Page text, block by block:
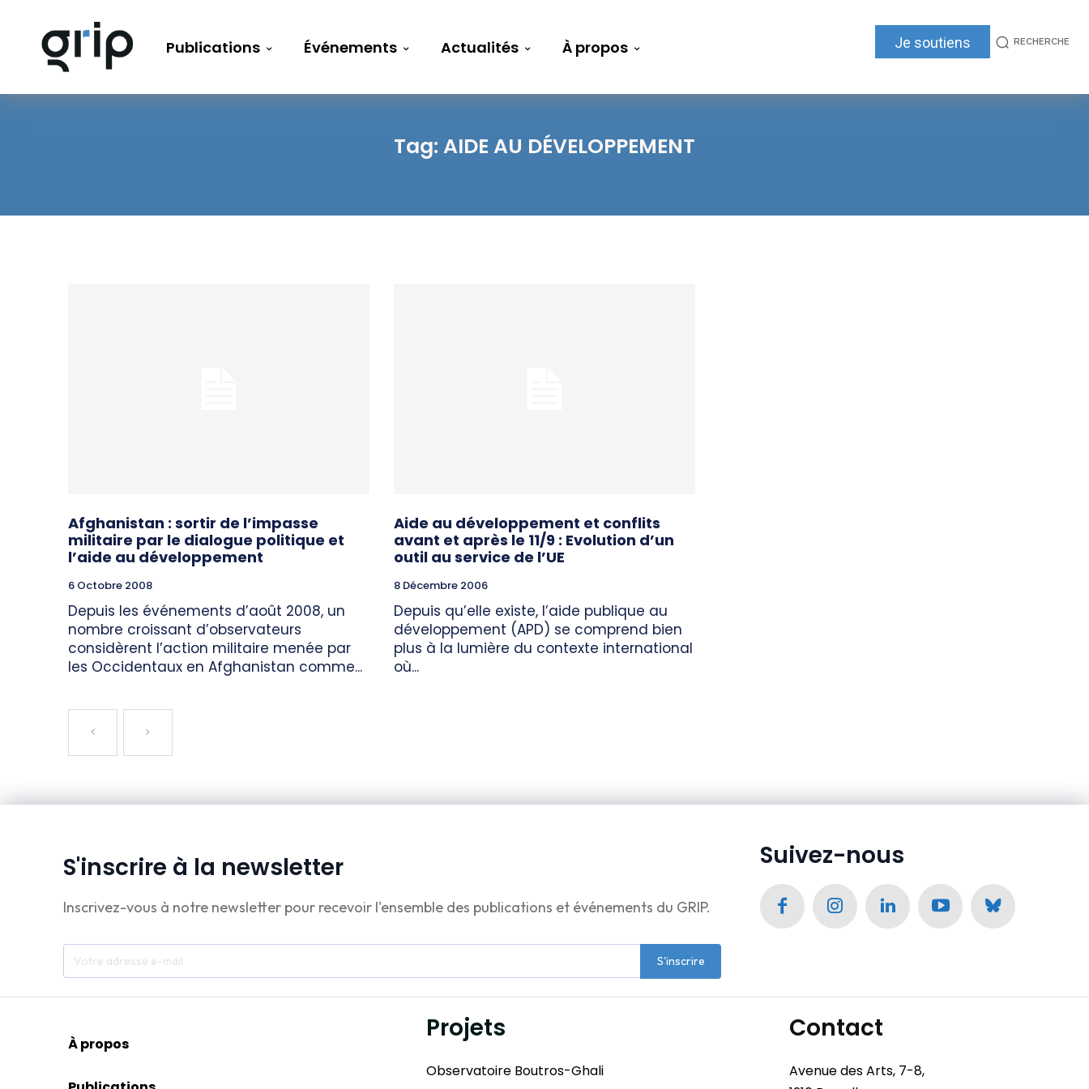
Publications Événements Actualités À propos Je soutiens RECHERCHE
Tag: AIDE AU DÉVELOPPEMENT
Afghanistan : sortir de l’impasse
militaire par le dialogue politique et
l’aide au développement
6 Octobre 2008
Depuis les événements d’août 2008, un
nombre croissant d’observateurs
considèrent l’action militaire menée par
les Occidentaux en Afghanistan comme...
Aide au développement et conflits
avant et après le 11/9 : Evolution d’un
outil au service de l’UE
8 Décembre 2006
Depuis qu’elle existe, l’aide publique au
développement (APD) se comprend bien
plus à la lumière du contexte international
où...
S'inscrire à la newsletter
Inscrivez-vous à notre newsletter pour recevoir l'ensemble des publications et événements du GRIP.
S'inscrire
Suivez-nous
À propos
Projets
Observatoire Boutros-Ghali
Contact
Avenue des Arts, 7-8,